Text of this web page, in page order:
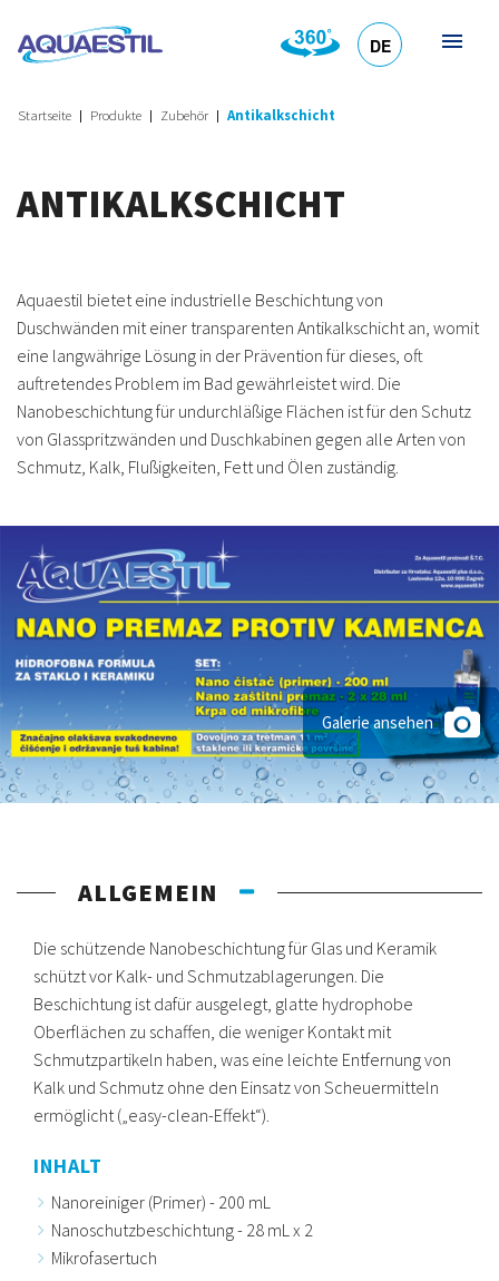
DE
Startseite Produkte Zubehör Antikalkschicht
ANTIKALKSCHICHT
Aquaestil bietet eine industrielle Beschichtung von
Duschwänden mit einer transparenten Antikalkschicht an, womit
eine langwährige Lösung in der Prävention für dieses, oft
auftretendes Problem im Bad gewährleistet wird. Die
Nanobeschichtung für undurchläßige Flächen ist für den Schutz
von Glasspritzwänden und Duschkabinen gegen alle Arten von
Schmutz, Kalk, Flußigkeiten, Fett und Ölen zuständig.
Galerie ansehen
ALLGEMEIN
Die schützende Nanobeschichtung für Glas und Keramik
schützt vor Kalk- und Schmutzablagerungen. Die
Beschichtung ist dafür ausgelegt, glatte hydrophobe
Oberflächen zu schaffen, die weniger Kontakt mit
Schmutzpartikeln haben, was eine leichte Entfernung von
Kalk und Schmutz ohne den Einsatz von Scheuermitteln
ermöglicht („easy-clean-Effekt“).
INHALT
Nanoreiniger (Primer) - 200 mL
Nanoschutzbeschichtung - 28 mL x 2
Mikrofasertuch